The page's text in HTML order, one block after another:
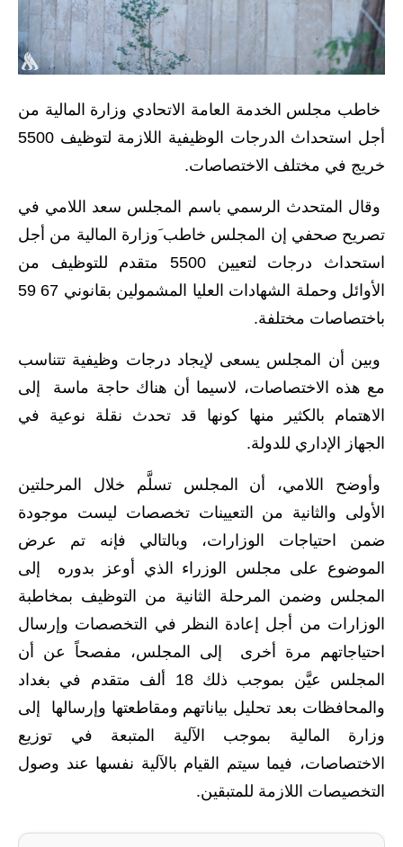
الاخبار الامنية
الاخبار الاقتصادية
الاخبار الرياضية
اخبار وقرارات وزارة التربية
نتائج الامتحانات
المرحلة الابتدائية
المرحلة الاعدادية
المرحلة المتوسطة
المرحلة الاعدادية
مرشحات
المرحلة الابتدائية
المرحلة المتوسطة
كتب مدرسية
المرحلة الابتدائية
خاطب مجلس الخدمة العامة الاتحادي وزارة المالية من
أجل استحداث الدرجات الوظيفية اللازمة لتوظيف 5500
خريج في مختلف الاختصاصات.
وقال المتحدث الرسمي باسم المجلس سعد اللامي في
تصريح صحفي إن المجلس خاطب َوزارة المالية من أجل
استحداث درجات لتعيين 5500 متقدم للتوظيف من
الأوائل وحملة الشهادات العليا المشمولين بقانوني 67 59
باختصاصات مختلفة.
وبين أن المجلس يسعى لإيجاد درجات وظيفية تتناسب
مع هذه الاختصاصات، لاسيما أن هناك حاجة ماسة إلى
الاهتمام بالكثير منها كونها قد تحدث نقلة نوعية في
الجهاز الإداري للدولة.
وأوضح اللامي، أن المجلس تسلَّم خلال المرحلتين
الأولى والثانية من التعيينات تخصصات ليست موجودة
ضمن احتياجات الوزارات، وبالتالي فإنه تم عرض
الموضوع على مجلس الوزراء الذي أوعز بدوره إلى
المجلس وضمن المرحلة الثانية من التوظيف بمخاطبة
الوزارات من أجل إعادة النظر في التخصصات وإرسال
احتياجاتهم مرة أخرى إلى المجلس، مفصحاً عن أن
المجلس عيَّن بموجب ذلك 18 ألف متقدم في بغداد
والمحافظات بعد تحليل بياناتهم ومقاطعتها وإرسالها إلى
وزارة المالية بموجب الآلية المتبعة في توزيع
الاختصاصات، فيما سيتم القيام بالآلية نفسها عند وصول
التخصيصات اللازمة للمتبقين.